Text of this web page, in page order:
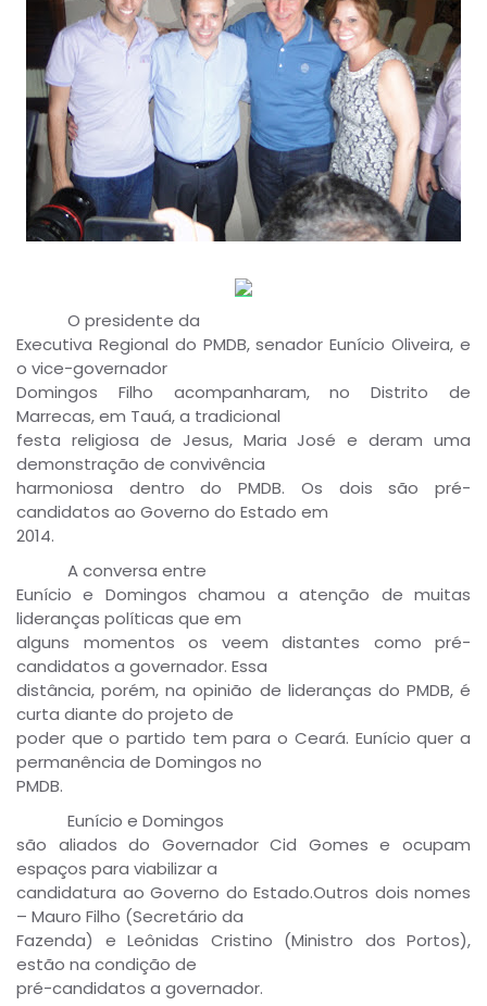
O presidente da
Executiva Regional do PMDB, senador Eunício Oliveira, e
o vice-governador
Domingos Filho acompanharam, no Distrito de
Marrecas, em Tauá, a tradicional
festa religiosa de Jesus, Maria José e deram uma
demonstração de convivência
harmoniosa dentro do PMDB. Os dois são pré-
candidatos ao Governo do Estado em
2014.
A conversa entre
Eunício e Domingos chamou a atenção de muitas
lideranças políticas que em
alguns momentos os veem distantes como pré-
candidatos a governador. Essa
distância, porém, na opinião de lideranças do PMDB, é
curta diante do projeto de
poder que o partido tem para o Ceará. Eunício quer a
permanência de Domingos no
PMDB.
Eunício e Domingos
são aliados do Governador Cid Gomes e ocupam
espaços para viabilizar a
candidatura ao Governo do Estado.Outros dois nomes
– Mauro Filho (Secretário da
Fazenda) e Leônidas Cristino (Ministro dos Portos),
estão na condição de
pré-candidatos a governador.